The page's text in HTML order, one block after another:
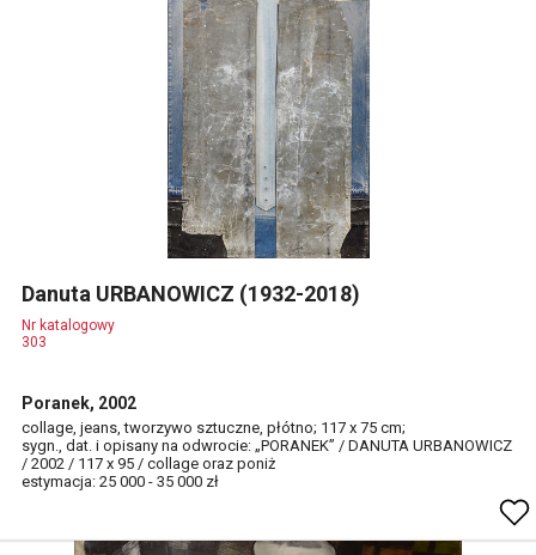
Danuta URBANOWICZ (1932-2018)
Nr katalogowy
303
Poranek, 2002
collage, jeans, tworzywo sztuczne, płótno; 117 x 75 cm;
sygn., dat. i opisany na odwrocie: „PORANEK” / DANUTA URBANOWICZ
/ 2002 / 117 x 95 / collage oraz poniż
estymacja: 25 000 - 35 000 zł